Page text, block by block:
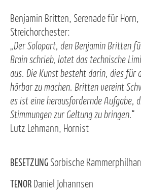
Benjamin Britten, Serenade für Horn,
Streichorchester:
„Der Solopart, den Benjamin Britten
Brain schrieb, lotet das technische
aus. Die Kunst besteht darin, dies für
hörbar zu machen. Britten vereint
es ist eine herausfordernde Aufgabe,
Stimmungen zur Geltung zu bringen.“
Lutz Lehmann, Hornist
BESETZUNG Sorbische
TENOR Daniel Johannsen